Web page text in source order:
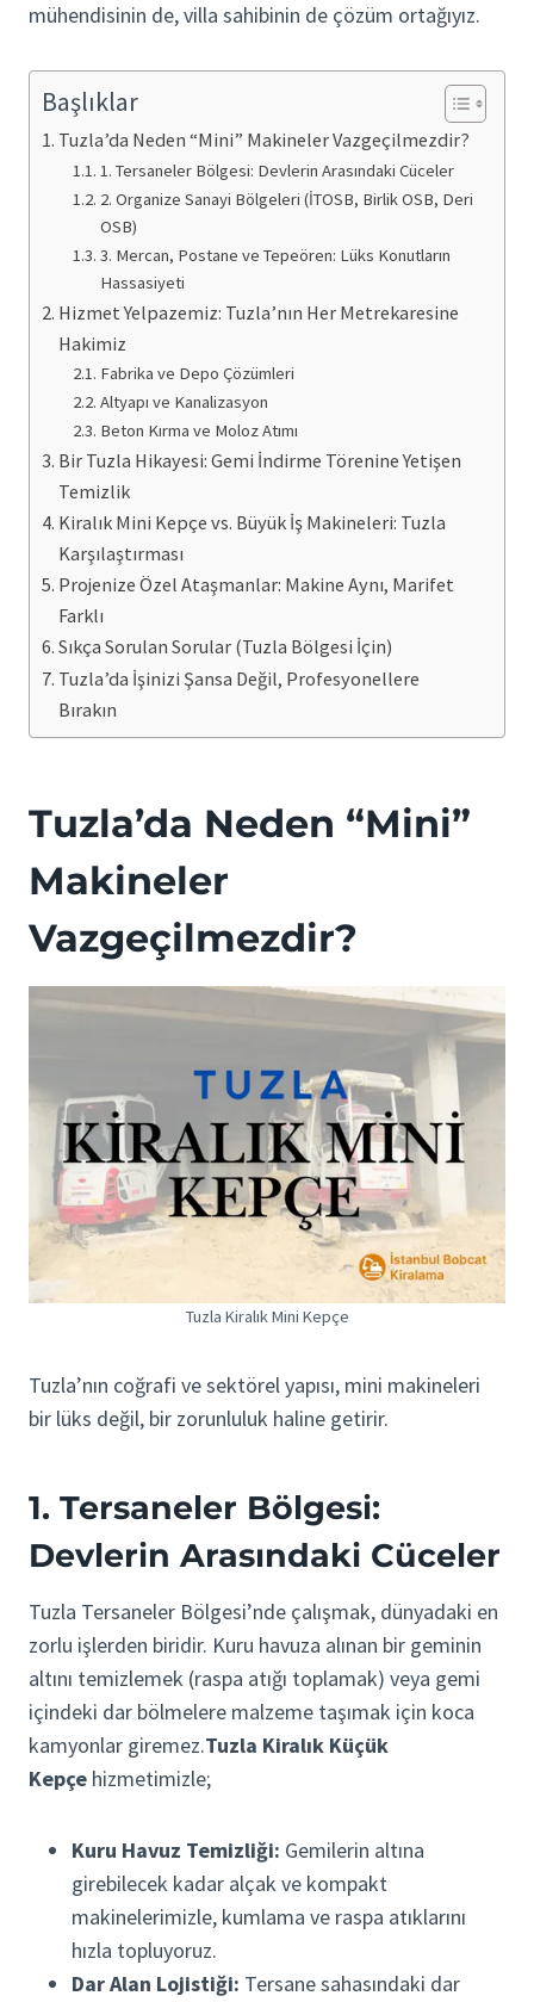
mühendisinin de, villa sahibinin de çözüm ortağıyız.
Başlıklar
Tuzla’da Neden “Mini” Makineler Vazgeçilmezdir?
1. Tersaneler Bölgesi: Devlerin Arasındaki Cüceler
2. Organize Sanayi Bölgeleri (İTOSB, Birlik OSB, Deri
OSB)
3. Mercan, Postane ve Tepeören: Lüks Konutların
Hassasiyeti
Hizmet Yelpazemiz: Tuzla’nın Her Metrekaresine
Hakimiz
Fabrika ve Depo Çözümleri
Altyapı ve Kanalizasyon
Beton Kırma ve Moloz Atımı
Bir Tuzla Hikayesi: Gemi İndirme Törenine Yetişen
Temizlik
Kiralık Mini Kepçe vs. Büyük İş Makineleri: Tuzla
Karşılaştırması
Projenize Özel Ataşmanlar: Makine Aynı, Marifet
Farklı
Sıkça Sorulan Sorular (Tuzla Bölgesi İçin)
Tuzla’da İşinizi Şansa Değil, Profesyonellere
Bırakın
Tuzla’da Neden “Mini”
Makineler
Vazgeçilmezdir?
Tuzla Kiralık Mini Kepçe
Tuzla’nın coğrafi ve sektörel yapısı, mini makineleri
bir lüks değil, bir zorunluluk haline getirir.
1. Tersaneler Bölgesi:
Devlerin Arasındaki Cüceler
Tuzla Tersaneler Bölgesi’nde çalışmak, dünyadaki en
zorlu işlerden biridir. Kuru havuza alınan bir geminin
altını temizlemek (raspa atığı toplamak) veya gemi
içindeki dar bölmelere malzeme taşımak için koca
kamyonlar giremez.Tuzla Kiralık Küçük
Kepçe hizmetimizle;
Kuru Havuz Temizliği: Gemilerin altına
girebilecek kadar alçak ve kompakt
makinelerimizle, kumlama ve raspa atıklarını
hızla topluyoruz.
Dar Alan Lojistiği: Tersane sahasındaki dar